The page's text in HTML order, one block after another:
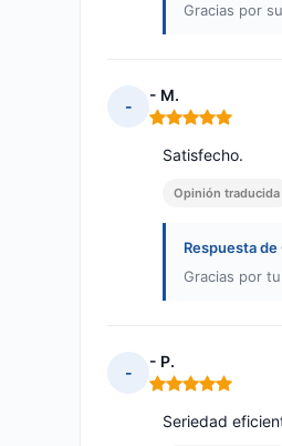
Gracias por
-
- M.
Nota: 5 de 5
Satisfecho.
Opinión traducida
Respuesta de
Gracias por
-
- P.
Nota: 5 de 5
Seriedad